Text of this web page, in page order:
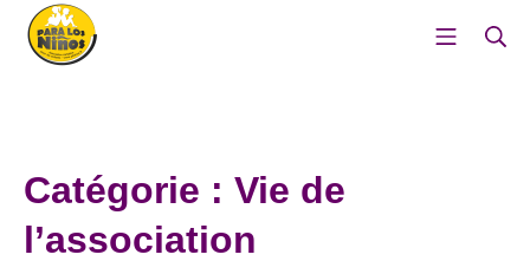
Aller
Menu
Catégorie : Vie de
l’association